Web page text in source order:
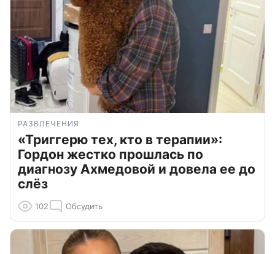
РАЗВЛЕЧЕНИЯ
«Триггерю тех, кто в терапии»:
Гордон жестко прошлась по
диагнозу Ахмедовой и довела ее до
слёз
102 Обсудить